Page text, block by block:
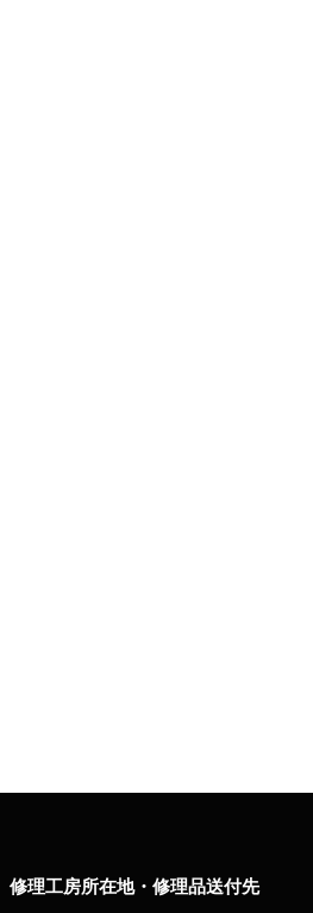
修理工房所在地・修理品送付先